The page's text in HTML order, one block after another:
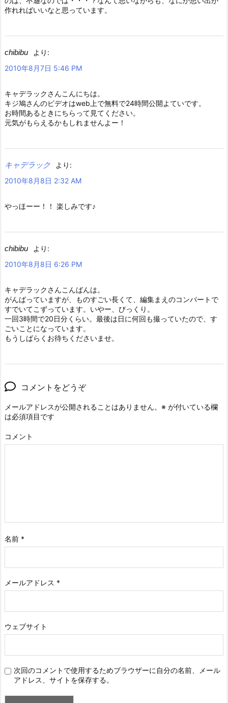
作れればいいなと思っています。
chibibu
より:
2010年8月7日 5:46 PM
キャデラックさんこんにちは。
キジ鳩さんのビデオはweb上で無料で24時間公開よていです。
お時間あるときにちらって見てください。
元気がもらえるかもしれませんよー！
キャデラック
より:
2010年8月8日 2:32 AM
やっほーー！！ 楽しみです♪
chibibu
より:
2010年8月8日 6:26 PM
キャデラックさんこんばんは。
がんばっていますが、ものすごい長くて、編集まえのコンバートで
すでいてこずっています。いやー、びっくり。
一回3時間で20日分くらい。最後は日に何回も撮っていたので、す
ごいことになっています。
もうしばらくお待ちくださいませ。
コメントをどうぞ
メールアドレスが公開されることはありません。 ※ が付いている欄
は必須項目です
コメント
名前 *
メールアドレス *
ウェブサイト
次回のコメントで使用するためブラウザーに自分の名前、メール
アドレス、サイトを保存する。